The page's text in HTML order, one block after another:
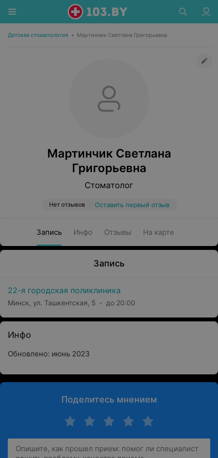
Детская стоматология • Мартинчик Светлана Григорьевна
Мартинчик Светлана
Григорьевна
Стоматолог
Нет отзывов Оставить первый отзыв
Запись Инфо Отзывы На карте
Запись
22-я городская поликлиника
Минск, ул. Ташкентская, 5 до 20:00
Инфо
Обновлено: июнь 2023
Поделитесь мнением